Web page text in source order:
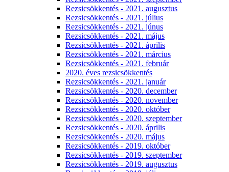
Rezsicsökkentés - 2021. augusztus
Rezsicsökkentés - 2021. július
Rezsicsökkentés - 2021. júnus
Rezsicsökkentés - 2021. május
Rezsicsökkentés - 2021. április
Rezsicsökkentés - 2021. március
Rezsicsökkentés - 2021. február
2020. éves rezsicsökkentés
Rezsicsökkentés - 2021. január
Rezsicsökkentés - 2020. december
Rezsicsökkentés - 2020. november
Rezsicsökkentés - 2020. október
Rezsicsökkentés - 2020. szeptember
Rezsicsökkentés - 2020. április
Rezsicsökkentés - 2020. május
Rezsicsökkentés - 2019. október
Rezsicsökkentés - 2019. szeptember
Rezsicsökkentés - 2019. augusztus